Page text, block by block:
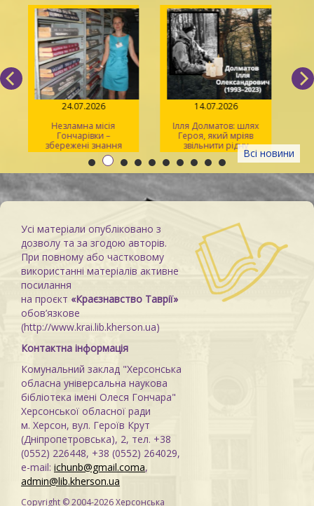
Всі новини
24.07.2026
Незламна місія
Гончарівки –
збережені знання
14.07.2026
Ілля Долматов: шлях
Героя, який мріяв
звільнити рідну
Каховку
Усі матеріали опубліковано з
дозволу та за згодою авторів.
При повному або частковому
використанні матеріалів активне
посилання
на проєкт «Краєзнавство Таврії»
обов’язкове
(http://www.krai.lib.kherson.ua)
Контактна інформація
Комунальний заклад "Херсонська
обласна універсальна наукова
бібліотека імені Олеся Гончара"
Херсонської обласної ради
м. Херсон, вул. Героїв Крут
(Дніпропетровська), 2, тел. +38
(0552) 226448, +38 (0552) 264029,
e-mail: ichunb@gmail.coma,
admin@lib.kherson.ua
Copyright © 2004-2026 Херсонська